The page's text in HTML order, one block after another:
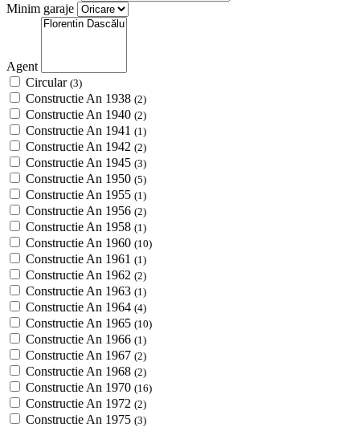
Minim garaje
Agent
Circular (3)
Constructie An 1938 (2)
Constructie An 1940 (2)
Constructie An 1941 (1)
Constructie An 1942 (2)
Constructie An 1945 (3)
Constructie An 1950 (5)
Constructie An 1955 (1)
Constructie An 1956 (2)
Constructie An 1958 (1)
Constructie An 1960 (10)
Constructie An 1961 (1)
Constructie An 1962 (2)
Constructie An 1963 (1)
Constructie An 1964 (4)
Constructie An 1965 (10)
Constructie An 1966 (1)
Constructie An 1967 (2)
Constructie An 1968 (2)
Constructie An 1970 (16)
Constructie An 1972 (2)
Constructie An 1975 (3)